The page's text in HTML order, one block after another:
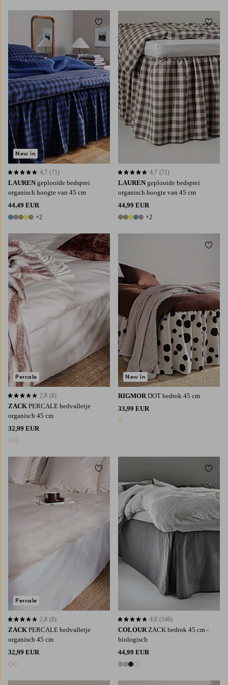
LAUREN geplooide bedsprei
organisch hoogte van 45 cm
44,49 EUR
7 kleuren
+2
4,7 op basis van 71 beoordelingen
4,7 (71)
New in
Toevoegen aan favorieten
90X200 120X200 140X200 160X200
180X200
LAUREN geplooide bedsprei
organisch hoogte van 45 cm
44,99 EUR
7 kleuren
+2
4,7 op basis van 71 beoordelingen
4,7 (71)
90X200120X200 140X200160X200
180X200
ZACK PERCALE bedvalletje
organisch 45 cm
32,99 EUR
2 kleuren
2,8 op basis van 8 beoordelingen
2,8 (8)
Percale
Toevoegen aan favorieten
90X200120X200140X200
180X200
RIGMOR DOT bedrok 45 cm
33,99 EUR
New in
90X200
180X200
ZACK PERCALE bedvalletje
organisch 45 cm
32,99 EUR
2 kleuren
2,8 op basis van 8 beoordelingen
2,8 (8)
Percale
Toevoegen aan favorieten
120X200 140X200 160X200
COLOUR ZACK bedrok 45 cm -
biologisch
44,99 EUR
4 kleuren
4,0 op basis van 346 beoordelingen
4,0 (346)
90X200120X200 160X200180X200